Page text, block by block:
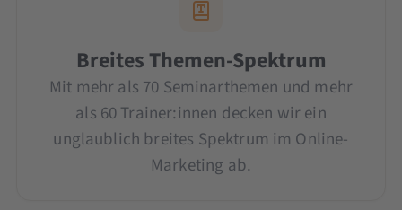
Breites Themen-Spektrum
Mit mehr als 70 Seminarthemen und mehr
als 60 Trainer:innen decken wir ein
unglaublich breites Spektrum im Online-
Marketing ab.